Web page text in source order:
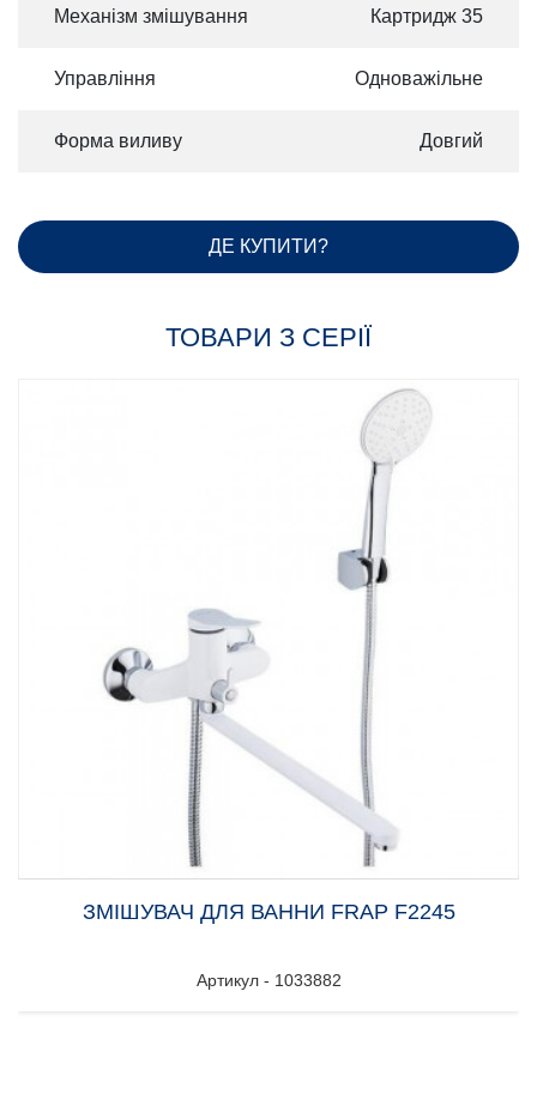
Механізм змішування Картридж 35
Управління Одноважільне
Форма виливу Довгий
ДЕ КУПИТИ?
ТОВАРИ З СЕРІЇ
ЗМІШУВАЧ ДЛЯ ВАННИ FRAP F2245
Артикул - 1033882